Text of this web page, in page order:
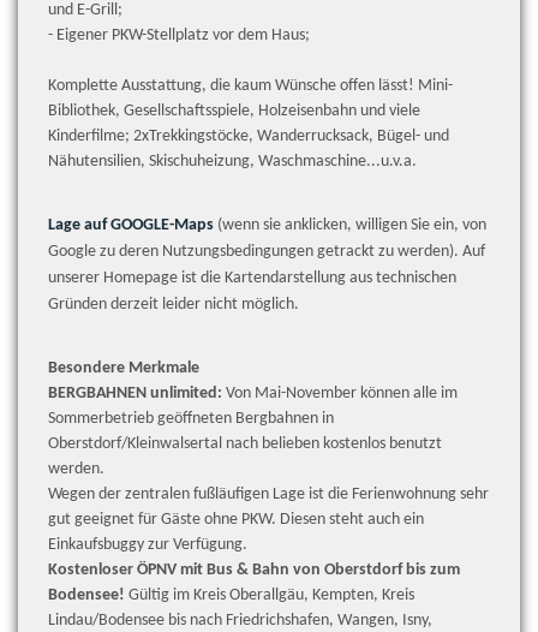
und E-Grill;
- Eigener PKW-Stellplatz vor dem Haus;
Komplette Ausstattung, die kaum Wünsche offen lässt! Mini-
Bibliothek, Gesellschaftsspiele, Holzeisenbahn und viele
Kinderfilme; 2xTrekkingstöcke, Wanderrucksack, Bügel- und
Nähutensilien, Skischuheizung, Waschmaschine...u.v.a.
Lage auf GOOGLE-Maps (wenn sie anklicken, willigen Sie ein, von
Google zu deren Nutzungsbedingungen getrackt zu werden). Auf
unserer Homepage ist die Kartendarstellung aus technischen
Gründen derzeit leider nicht möglich.
Besondere Merkmale
BERGBAHNEN unlimited: Von Mai-November können alle im
Sommerbetrieb geöffneten Bergbahnen in
Oberstdorf/Kleinwalsertal nach belieben kostenlos benutzt
werden.
Wegen der zentralen fußläufigen Lage ist die Ferienwohnung sehr
gut geeignet für Gäste ohne PKW. Diesen steht auch ein
Einkaufsbuggy zur Verfügung.
Kostenloser ÖPNV mit Bus & Bahn von Oberstdorf bis zum
Bodensee! Gültig im Kreis Oberallgäu, Kempten, Kreis
Lindau/Bodensee bis nach Friedrichshafen, Wangen, Isny,